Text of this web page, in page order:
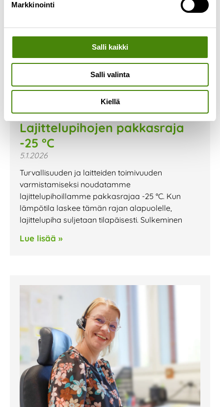
Markkinointi
Salli kaikki
Salli valinta
Kiellä
Lajittelupihojen pakkasraja
-25 °C
5.1.2026
Turvallisuuden ja laitteiden toimivuuden
varmistamiseksi noudatamme
lajittelupihoillamme pakkasrajaa -25 °C. Kun
lämpötila laskee tämän rajan alapuolelle,
lajittelupiha suljetaan tilapäisesti. Sulkeminen
Lue lisää »